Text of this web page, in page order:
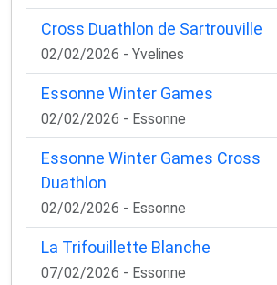
Cross Duathlon de Sartrouville
02/02/2026 - Yvelines
Essonne Winter Games
02/02/2026 - Essonne
Essonne Winter Games Cross
Duathlon
02/02/2026 - Essonne
La Trifouillette Blanche
07/02/2026 - Essonne